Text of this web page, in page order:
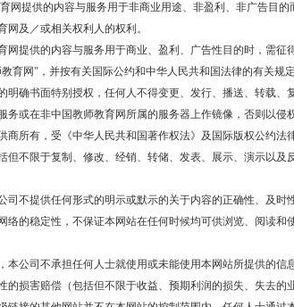
提供的内容与服务用于非商业用途、非盈利、非广告目的
网及／或相关权利人的权利。
提供的内容与服务用于商业、盈利、广告性目的时，需征
育网"，并按有关国际公约和中华人民共和国法律的有关规
确书面特别授权，任何人不得变更、发行、播送、转载、
务或在非中国教师教育网所属的服务器上作镜像，否则以
商所有，受《中华人民共和国著作权法》及国际版权公约
但不限于复制、修改、经销、转储、发表、展示、演示以及
不提供任何形式的明示或默示的关于内容的正确性、及时
络的稳定性，不保证本网站在任何时候均可供浏览、阅读
公司不承担任何人士就使用或未能使用本网站所提供的信
的损害赔偿（包括但不限于收益、预期利润的损失、失去的